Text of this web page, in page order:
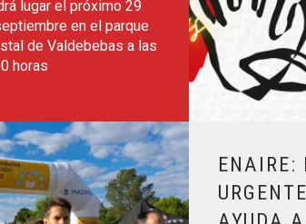
lugar el próximo 29
en el parque
de Valdebebas a las
horas
Financiera y la Inclusión
ENAIRE:
Leer más sobre